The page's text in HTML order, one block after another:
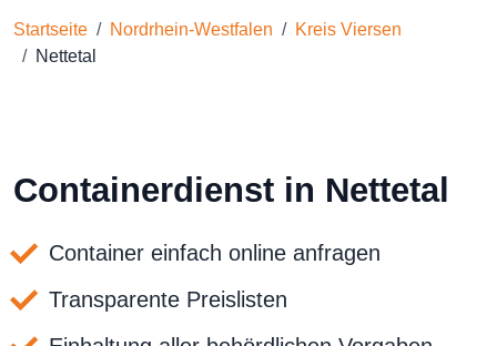
Startseite Nordrhein-Westfalen
Kreis Viersen
Nettetal
Containerdienst in Nettetal
Container einfach online anfragen
Transparente Preislisten